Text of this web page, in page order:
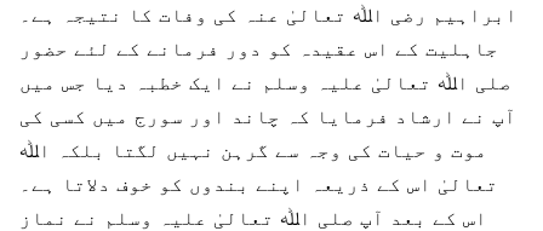
ابراہیم رضی اﷲ تعالیٰ عنہ کی وفات کا نتیجہ ہے۔
جاہلیت کے اس عقیدہ کو دور فرمانے کے لئے حضور
صلی اﷲ تعالیٰ علیہ وسلم نے ایک خطبہ دیا جس میں
آپ نے ارشاد فرمایا کہ چاند اور سورج میں کسی کی
موت و حیات کی وجہ سے گرہن نہیں لگتا بلکہ اﷲ
تعالیٰ اس کے ذریعہ اپنے بندوں کو خوف دلاتا ہے۔
اس کے بعد آپ صلی اﷲ تعالیٰ علیہ وسلم نے نماز